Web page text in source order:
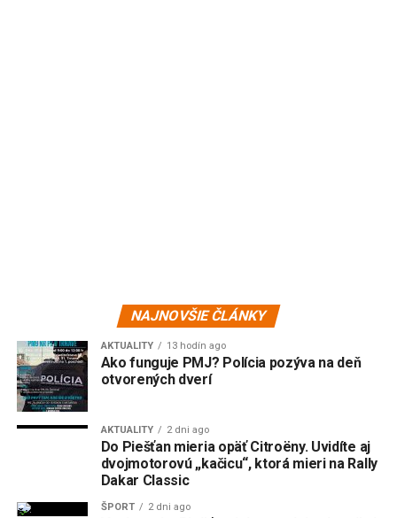
NAJNOVŠIE ČLÁNKY
AKTUALITY 13 hodín ago
Ako funguje PMJ? Polícia pozýva na deň
otvorených dverí
AKTUALITY 2 dni ago
Do Piešťan mieria opäť Citroëny. Uvidíte aj
dvojmotorovú „kačicu“, ktorá mieri na Rally
Dakar Classic
ŠPORT 2 dni ago